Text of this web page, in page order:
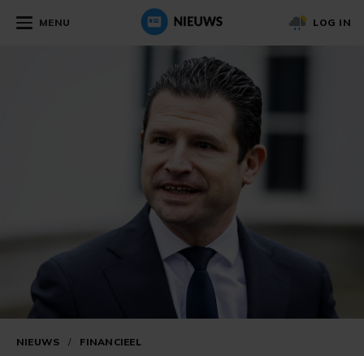
MENU LOG IN
NIEUWS / FINANCIEEL